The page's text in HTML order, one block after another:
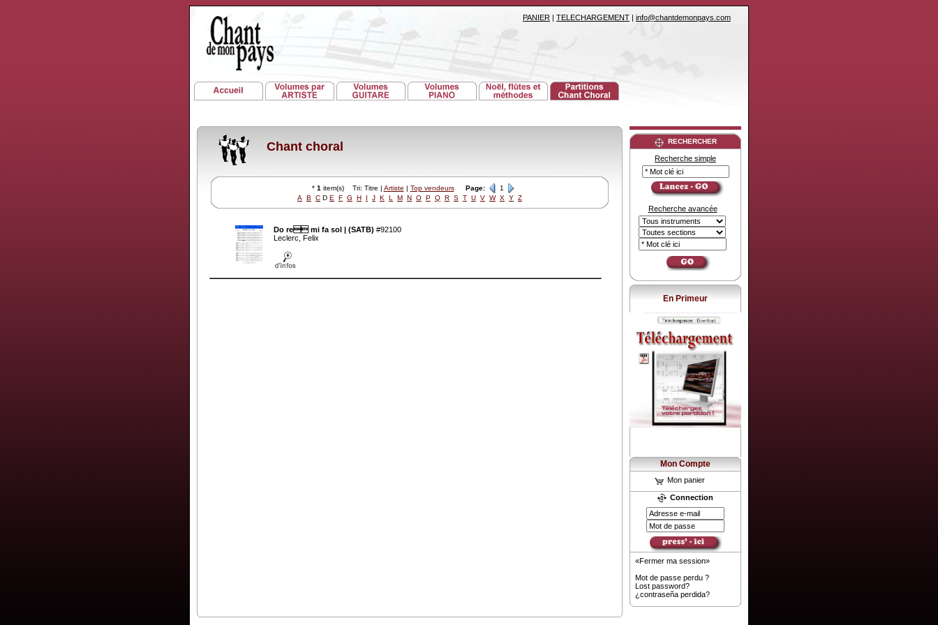
PANIER | TELECHARGEMENT | info@chantdemonpays.com
Chant choral
* 1 item(s) Tri: Titre | Artiste | Top vendeurs Page:
1
A
B C D E F G H I J K L M N O P Q R S T U V W X Y Z
Do re mi fa sol | (SATB) #92100
Leclerc, Felix
RECHERCHER
Recherche simple
Recherche avancée
En Primeur
Mon Compte
Mon panier
Connection
«Fermer ma session»
Mot de passe perdu ?
Lost password?
¿contraseña perdida?